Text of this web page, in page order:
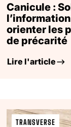
Canicule :
orienter les
de précarité
Lire l'article
TRANSVERSE